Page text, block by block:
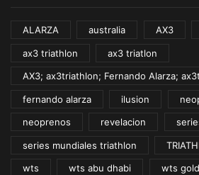
ALARZA australia AX3
ax3 triathlon ax3 triatlon
AX3; ax3triathlon; Fernando Alarza;
fernando alarza ilusion
neoprenos revelacion
series mundiales triathlon
wts wts abu dhabi wts